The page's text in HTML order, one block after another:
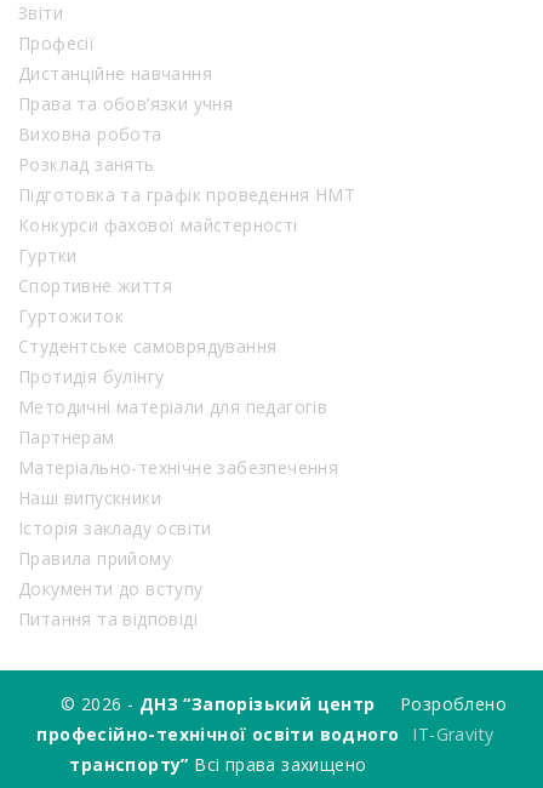
Звіти
Професії
Дистанційне навчання
Права та обов’язки учня
Виховна робота
Розклад занять
Підготовка та графік проведення НМТ
Конкурси фахової майстерності
Гуртки
Спортивне життя
Гуртожиток
Студентське самоврядування
Протидія булінгу
Методичні матеріали для педагогів
Партнерам
Матеріально-технічне забезпечення
Наші випускники
Історія закладу освіти
Правила прийому
Документи до вступу
Питання та відповіді
© 2026 - ДНЗ “Запорізький центр
професійно-технічної освіти водного
транспорту” Всі права захищено
Розроблено
IT-Gravity